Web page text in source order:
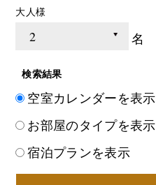
大人様
名
検索結果
空室カレンダーを表示
お部屋のタイプを表示
宿泊プランを表示